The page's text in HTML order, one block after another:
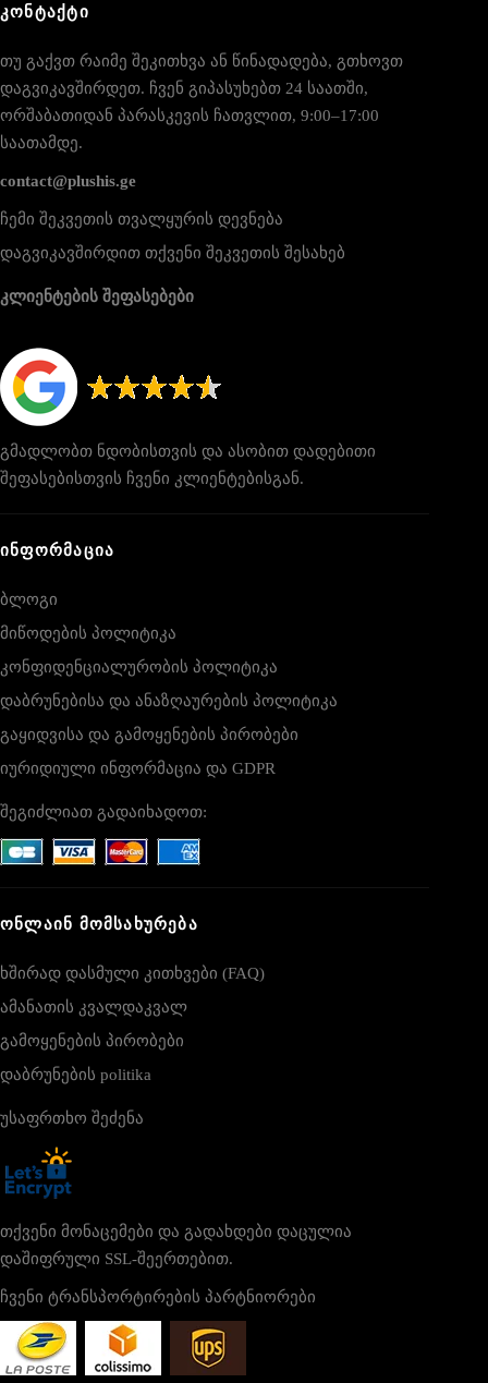
ᲙᲝᲜᲢᲐᲥᲢᲘ
თუ გაქვთ რაიმე შეკითხვა ან წინადადება, გთხოვთ
დაგვიკავშირდეთ. ჩვენ გიპასუხებთ 24 საათში,
ორშაბათიდან პარასკევის ჩათვლით, 9:00–17:00
საათამდე.
contact@plushis.ge
ჩემი შეკვეთის თვალყურის დევნება
დაგვიკავშირდით თქვენი შეკვეთის შესახებ
კლიენტების შეფასებები
გმადლობთ ნდობისთვის და ასობით დადებითი
შეფასებისთვის ჩვენი კლიენტებისგან.
ᲘᲜᲤᲝᲠᲛᲐᲪᲘᲐ
ბლოგი
მიწოდების პოლიტიკა
კონფიდენციალურობის პოლიტიკა
დაბრუნებისა და ანაზღაურების პოლიტიკა
გაყიდვისა და გამოყენების პირობები
იურიდიული ინფორმაცია და GDPR
შეგიძლიათ გადაიხადოთ:
ᲝᲜᲚᲐᲘᲜ ᲛᲝᲛᲡᲐᲮᲣᲠᲔᲑᲐ
ხშირად დასმული კითხვები (FAQ)
ამანათის კვალდაკვალ
გამოყენების პირობები
დაბრუნების politika
უსაფრთხო შეძენა
თქვენი მონაცემები და გადახდები დაცულია
დაშიფრული SSL-შეერთებით.
ჩვენი ტრანსპორტირების პარტნიორები